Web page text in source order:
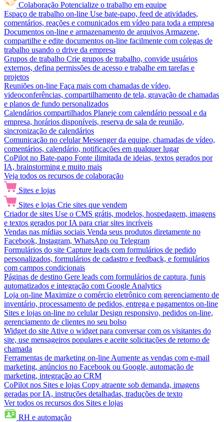
Colaboração Potencialize o trabalho em equipe
Espaço de trabalho on-line Use bate-papo, feed de atividades,
comentários, reações e comunicados em vídeo para toda a empresa
Documentos on-line e armazenamento de arquivos Armazene,
compartilhe e edite documentos on-line facilmente com colegas de
trabalho usando o drive da empresa
Grupos de trabalho Crie grupos de trabalho, convide usuários
externos, defina permissões de acesso e trabalhe em tarefas e
projetos
Reuniões on-line Faça mais com chamadas de vídeo,
videoconferências, compartilhamento de tela, gravação de chamadas
e planos de fundo personalizados
Calendários compartilhados Planeje com calendário pessoal e da
empresa, horários disponíveis, reserva de sala de reunião,
sincronização de calendários
Comunicação no celular Messenger da equipe, chamadas de vídeo,
comentários, calendário, notificações em qualquer lugar
CoPilot no Bate-papo Fonte ilimitada de ideias, textos gerados por
IA, brainstorming e muito mais
Veja todos os recursos de colaboração
Sites e lojas
Sites e lojas Crie sites que vendem
Criador de sites Use o CMS grátis, modelos, hospedagem, imagens
e textos gerados por IA para criar sites incríveis
Vendas nas mídias sociais Venda seus produtos diretamente no
Facebook, Instagram, WhatsApp ou Telegram
Formulários do site Capture leads com formulários de pedido
personalizados, formulários de cadastro e feedback, e formulários
com campos condicionais
Páginas de destino Gere leads com formulários de captura, funis
automatizados e integração com Google Analytics
Loja on-line Maximize o comércio eletrônico com gerenciamento de
inventário, processamento de pedidos, entrega e pagamentos on-line
Sites e lojas on-line no celular Design responsivo, pedidos on-line,
gerenciamento de clientes no seu bolso
Widget do site Ative o widget para conversar com os visitantes do
site, use mensageiros populares e aceite solicitações de retorno de
chamada
Ferramentas de marketing on-line Aumente as vendas com e-mail
marketing, anúncios no Facebook ou Google, automação de
marketing, integração ao CRM
CoPilot nos Sites e lojas Copy atraente sob demanda, imagens
geradas por IA, instruções detalhadas, traduções de texto
Ver todos os recursos dos Sites e lojas
RH e automação